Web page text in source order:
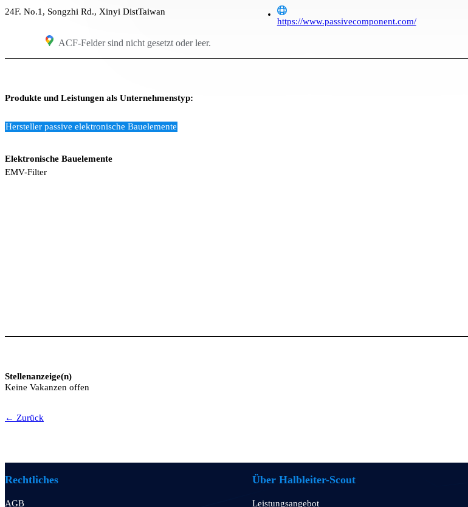
24F. No.1, Songzhi Rd., Xinyi DistTaiwan
ACF-Felder sind nicht gesetzt oder leer.
https://www.passivecomponent.com/
Produkte und Leistungen als Unternehmenstyp:
Hersteller passive elektronische Bauelemente
Elektronische Bauelemente
EMV-Filter
Stellenanzeige(n)
Keine Vakanzen offen
← Zurück
Rechtliches
AGB
Über Halbleiter-Scout
Leistungsangebot